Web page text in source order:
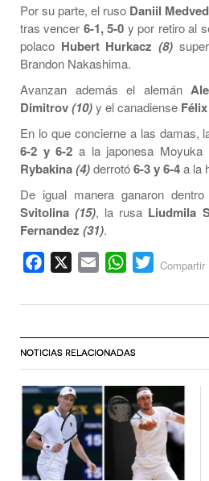
Por su parte, el ruso Daniil
tras vencer 6-1, 5-0 y por retiro al
polaco Hubert Hurkacz (8)
Brandon Nakashima.
Avanzan además el alemán
Dimitrov(10)y el canadiense
En lo que concierne a las damas,
6-2 y 6-2 a la japonesa
Rybakina(4)derrotó6-3 y 6-4a la
De igual manera ganaron
Svitolina(15), la rusa Liudmila
Fernandez (31).
Facebook Email WhatsApp
Twitter
Compartir
NOTICIAS RELACIONADAS